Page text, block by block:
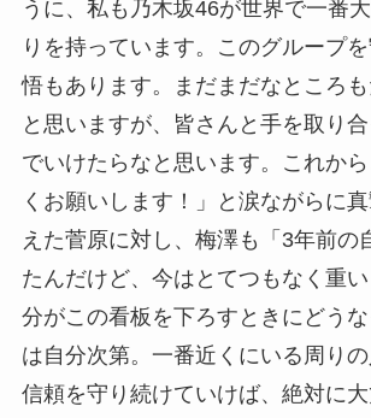
うに、私も乃木坂46が世界で一番
りを持っています。このグループ
悟もあります。まだまだなところ
と思いますが、皆さんと手を取り
でいけたらなと思います。これか
くお願いします！」と涙ながらに
えた菅原に対し、梅澤も「3年前の
たんだけど、今はとてつもなく重
分がこの看板を下ろすときにどう
は自分次第。一番近くにいる周り
信頼を守り続けていけば、絶対に